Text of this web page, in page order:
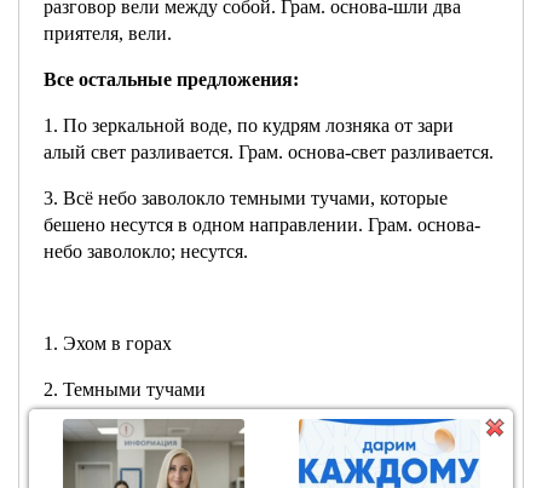
разговор вели между собой. Грам. основа-шли два
приятеля, вели.
Все остальные предложения:
1. По зеркальной воде, по кудрям лозняка от зари
алый свет разливается. Грам. основа-свет разливается.
3. Всё небо заволокло темными тучами, которые
бешено несутся в одном направлении. Грам. основа-
небо заволокло; несутся.
1. Эхом в горах
2. Темными тучами
3. Глубоко погрузился